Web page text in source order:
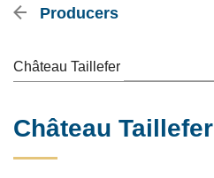
Producers
Château Taillefer
Château Taillefer